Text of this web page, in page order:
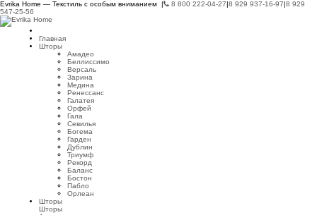
Evrika Home — Текстиль с особым вниманием | 8 800 222-04-27|8 929 937-16-97|8 929
547-25-56
Главная
Шторы
Амадео
Беллиссимо
Версаль
Зарина
Медина
Ренессанс
Галатея
Орфей
Гала
Севилья
Богема
Гарден
Дублин
Триумф
Рекорд
Баланс
Бостон
Пабло
Орлеан
Шторы
Шторы